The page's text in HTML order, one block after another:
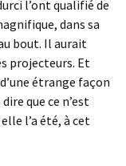
l’ont qualifié de
dans sa
bout. Il aurait
projecteurs. Et
étrange façon
que ce n’est
l’a été, à cet